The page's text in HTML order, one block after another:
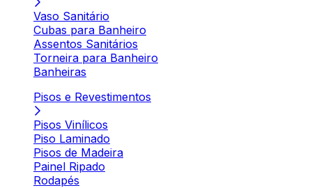
Vaso Sanitário
Cubas para Banheiro
Assentos Sanitários
Torneira para Banheiro
Banheiras
Pisos e Revestimentos
Pisos Vinílicos
Piso Laminado
Pisos de Madeira
Painel Ripado
Rodapés